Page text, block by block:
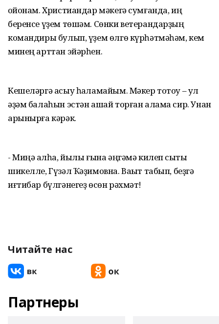
ҡойонам. Христиандар мәкегә сумғанда, иң
беренсе үҙем төшәм. Сөнки ветерандарҙың
командиры булып, үҙем өлгө күрһәтмәһәм, кем
минең арттан эйәрһен.
Кешеләргә асыу һаҡламайым. Мәкер тотоу – ул
әҙәм балаһын эстән ашай торған алама сир. Унан
арынырға кәрәк.
- Миңә ҡалһа, йылы ғына әңгәмә килеп сыҡты
шикелле, Гүзәл Ҡәҙимовна. Ваҡыт табып, беҙгә
иғтибар бүлгәнегеҙ өсөн рәхмәт!
Читайте нас
Партнеры